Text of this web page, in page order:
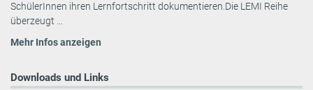
SchülerInnen ihren Lernfortschritt dokumentieren.Die LEMI Reihe
überzeugt ...
Mehr Infos anzeigen
Downloads und Links